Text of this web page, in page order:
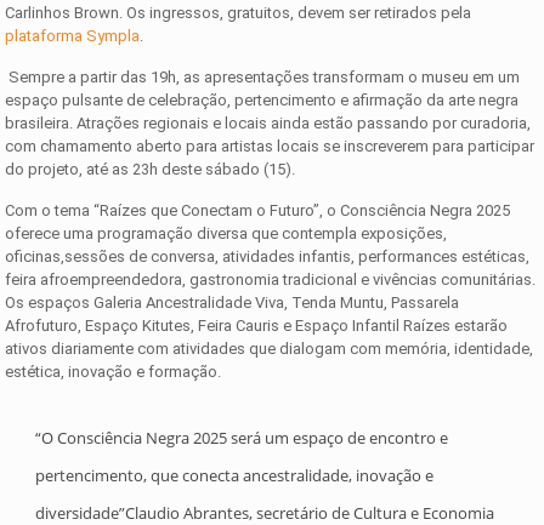
Carlinhos Brown. Os ingressos, gratuitos, devem ser retirados pela
plataforma Sympla
Sempre a partir das 19h, as apresentações transformam o museu em um
espaço pulsante de celebração, pertencimento e afirmação da arte negra
brasileira. Atrações regionais e locais ainda estão passando por curadoria,
com chamamento aberto para artistas locais se inscreverem para participar
do projeto, até as 23h deste sábado (15).
Com o tema “Raízes que Conectam o Futuro”, o Consciência Negra 2025
oferece uma programação diversa que contempla exposições,
oficinas,sessões de conversa, atividades infantis, performances estéticas,
feira afroempreendedora, gastronomia tradicional e vivências comunitárias.
Os espaços Galeria Ancestralidade Viva, Tenda Muntu, Passarela
Afrofuturo, Espaço Kitutes, Feira Cauris e Espaço Infantil Raízes estarão
ativos diariamente com atividades que dialogam com memória, identidade,
estética, inovação e formação.
“O Consciência Negra 2025 será um espaço de encontro e
pertencimento, que conecta ancestralidade, inovação e
diversidade”Claudio Abrantes, secretário de Cultura e Economia